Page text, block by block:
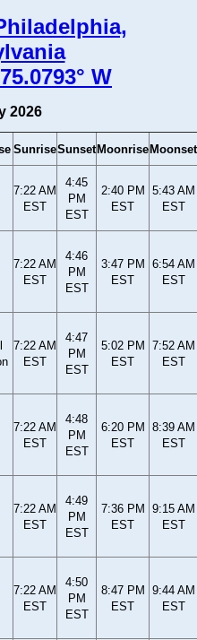
W
2026
SunriseSunset Moonrise Moonset
7:22 AM
EST
4:45
PM
EST
2:40 PM
EST
5:43 AM
EST
7:22 AM
EST
4:46
PM
EST
3:47 PM
EST
6:54 AM
EST
7:22 AM
EST
4:47
PM
EST
5:02 PM
EST
7:52 AM
EST
7:22 AM
EST
4:48
PM
EST
6:20 PM
EST
8:39 AM
EST
7:22 AM
EST
4:49
PM
EST
7:36 PM
EST
9:15 AM
EST
7:22 AM
EST
4:50
PM
EST
8:47 PM
EST
9:44 AM
EST